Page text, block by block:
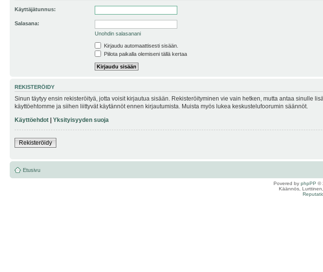
Käyttäjätunnus:
Salasana:
Unohdin salasanani
Kirjaudu automaattisesti sisään.
Piilota paikalla olemiseni tällä kertaa
REKISTERÖIDY
Sinun täytyy ensin rekisteröityä, jotta voisit kirjautua sisään. Rekisteröityminen vie vain hetken, mutta antaa sinulle
käyttöehtomme ja siihen liittyvät käytännöt ennen kirjautumista. Muista myös lukea keskustelufoorumin säännöt.
Käyttöehdot | Yksityisyyden suoja
Rekisteröidy
Etusivu
Povered by phpPP ©
Käännös, Lurttinen,